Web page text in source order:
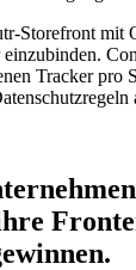
Storefront mit
Tracker pro